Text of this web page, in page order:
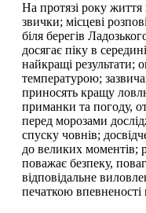
На протязі року життя
звички; місцеві
біля берегів
досягає піку в
найкращі результати;
температурою;
приносять кращу
приманки та погоду,
перед морозами
спуску човнів;
до великих моментів;
поважає безпеку,
відповідальне
печаткою впевненості